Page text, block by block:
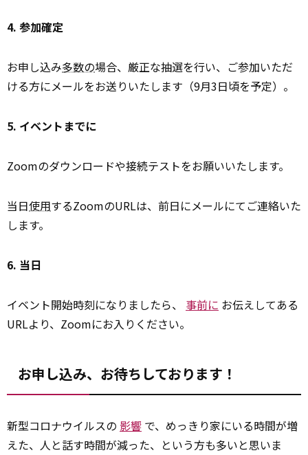
4. 参加確定
お申し込み多数の場合、厳正な抽選を行い、ご参加いただ
ける方にメールをお送りいたします（9月3日頃を予定）。
5. イベントまでに
Zoomのダウンロードや接続テストをお願いいたします。
当日使用するZoomのURLは、前日にメールにてご連絡いた
します。
6. 当日
イベント開始時刻になりましたら、 事前に お伝えしてある
URLより、Zoomにお入りください。
お申し込み、お待ちしております！
新型コロナウイルスの 影響 で、めっきり家にいる時間が増
えた、人と話す時間が減った、という方も多いと思いま